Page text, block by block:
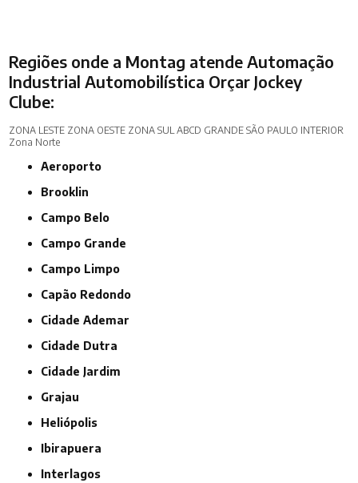
Regiões onde a Montag atende Automação
Industrial Automobilística Orçar Jockey
Clube:
ZONA LESTE ZONA OESTE ZONA SUL ABCD GRANDE SÃO PAULO INTERIOR
Zona Norte
Aeroporto
Brooklin
Campo Belo
Campo Grande
Campo Limpo
Capão Redondo
Cidade Ademar
Cidade Dutra
Cidade Jardim
Grajau
Heliópolis
Ibirapuera
Interlagos